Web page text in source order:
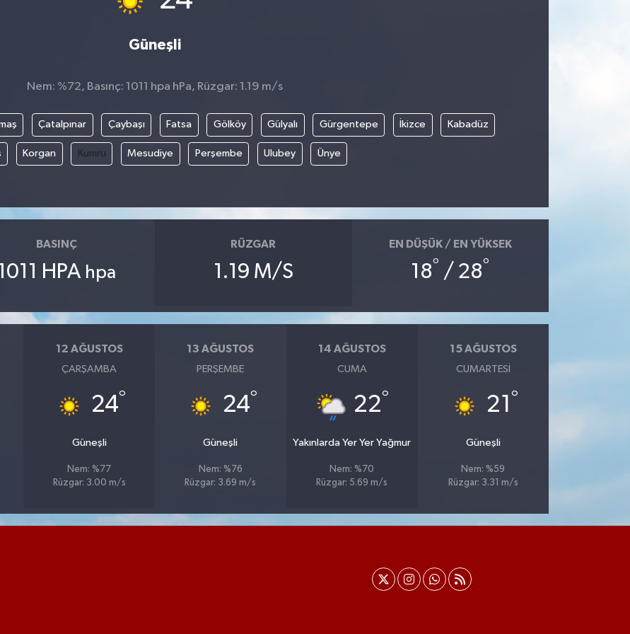
Güneşli
Nem: %72, Basınç: 1011 hpa hPa, Rüzgar: 1.19 m/s
Çatalpınar Çaybaşı Fatsa Gölköy Gülyalı Gürgentepe İkizce Kabadüz
Korgan Kumru Mesudiye Perşembe Ulubey Ünye
BASINÇ
HPA hpa
RÜZGAR
1.19 M/S
EN DÜŞÜK / EN YÜKSEK
18° / 28°
12 AĞUSTOS
ÇARŞAMBA
24°
Güneşli
Nem: %77
Rüzgar: 3.00 m/s
13 AĞUSTOS
PERŞEMBE
24°
Güneşli
Nem: %76
Rüzgar: 3.69 m/s
14 AĞUSTOS
CUMA
22°
Yakınlarda Yer Yer Yağmur
Nem: %70
Rüzgar: 5.69 m/s
15 AĞUSTOS
CUMARTESI
21 °
Güneşli
Nem: %59
Rüzgar: 3.31 m/s